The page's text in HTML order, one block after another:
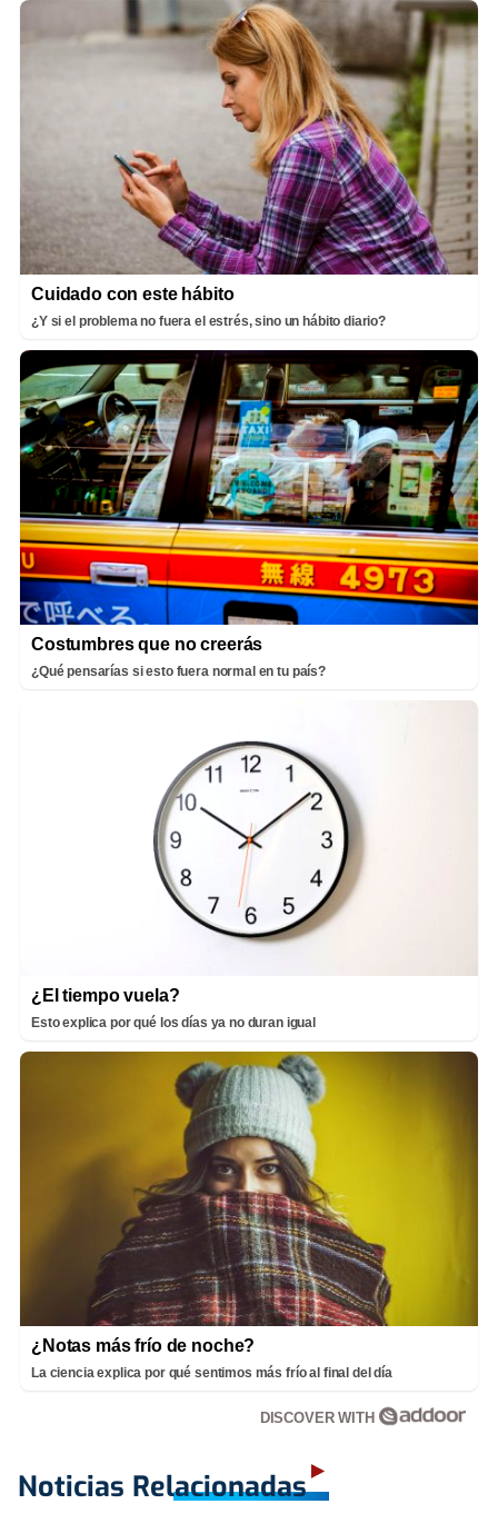
Cuidado con este hábito
¿Y si el problema no fuera el estrés, sino un hábito diario?
Costumbres que no creerás
¿Qué pensarías si esto fuera normal en tu país?
¿El tiempo vuela?
Esto explica por qué los días ya no duran igual
¿Notas más frío de noche?
La ciencia explica por qué sentimos más frío al final del día
DISCOVER WITH
Noticias Relacionadas